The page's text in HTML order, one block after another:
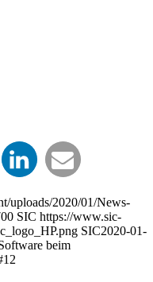
uploads/2020/01/News-
SIC https://www.sic-
SIC2020-01-
beim